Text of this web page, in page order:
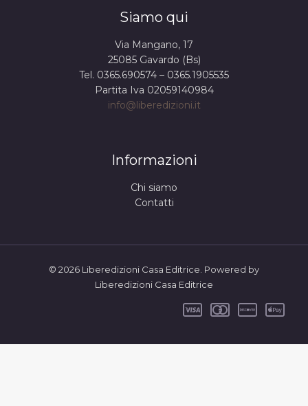
Siamo qui
Via Mangano, 17
25085 Gavardo (Bs)
Tel. 0365.690574 – 0365.1905535
Partita Iva 02059140984
info@liberedizioni.it
Informazioni
Chi siamo
Contatti
© 2026 Liberedizioni Casa Editrice. Powered by
Liberedizioni Casa Editrice